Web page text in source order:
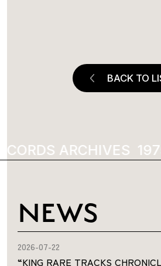
BACK TO
ARCHIVES
NEWS
2026-07-22
“KING RARE TRACKS